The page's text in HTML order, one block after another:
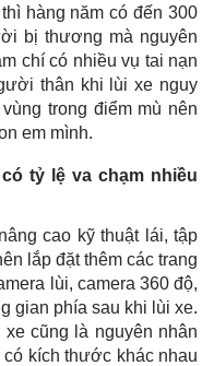
hàng năm có đến 300
bị thương mà nguyên
chí có nhiều vụ tai nạn
thân khi lùi xe nguy
trong điểm mù nên
em mình.
tỷ lệ va chạm nhiều
cao kỹ thuật lái, tập
lắp đặt thêm các trang
lùi, camera 360 độ,
gian phía sau khi lùi xe.
cũng là nguyên nhân
có kích thước khác nhau